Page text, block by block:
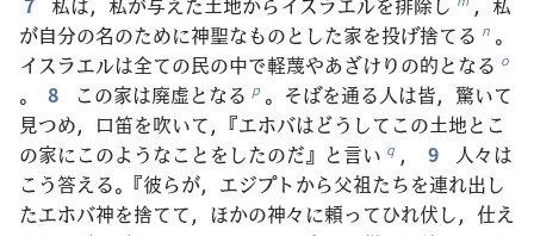
が自分の名のために神聖なものとした家を投げ捨てる n 。
イスラエルは全ての民の中で軽蔑やあざけりの的となる o
。 8 この家は廃虚となる p 。そばを通る人は皆，驚いて
見つめ，口笛を吹いて，『エホバはどうしてこの土地とこ
の家にこのようなことをしたのだ』と言い q ， 9
人々は
こう答える。『彼らが，エジプトから父祖たちを連れ出し
たエホバ神を捨てて，ほかの神々に頼ってひれ伏し，仕え